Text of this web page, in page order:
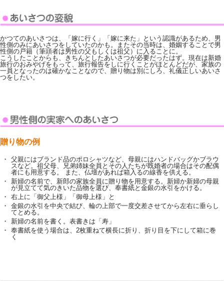
かつてのあいさつは、「嫁に行く」「嫁に来た」という認識があるため、男
性側のみにあいさつをしていたのかも。またその当時は、婚姻することで男
性側の戸籍（筆頭者は男性の父もしくは祖父）に入ることに。
こうしたことからも、きちんとしたあいさつが必要だったはず。現在は新婚
旅行のおみやげをもって、旅行報告をしに行くことがほとんどだが、家族の
一員となったのは確かなことなので、贈り物は別にしろ、礼儀正しいあいさ
つをしたい。
贈り物の例
・
父親にはブランド品のポロシャツなど、母親にはハンドバッグかブラウ
スなど。祖父母、兄弟姉妹全員とその人たちが既婚者の場合はその配偶
者にも用意する。 また、仏壇があれば箱入るの線香を供える。
・
新婦の名前で、新郎の家族全員に贈り物を用意する。新婦か新婦の母親
が見立てて気のきいた品物を選び、奉書紙と金銀の水引をかける。
・
右上に「御父上様」「御母上様」と
・
金銀の水引を中央で結び、輪の上部で一度交差させてから左右に垂らし
てとめる。
・
新婦の名前を書く。表書きは「寿」
・
奉書紙を使う場合は、2枚重ねて横長に折り、折り目を下にして箱に巻
く